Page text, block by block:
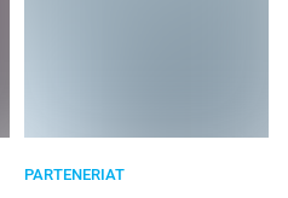
PARTENERIAT